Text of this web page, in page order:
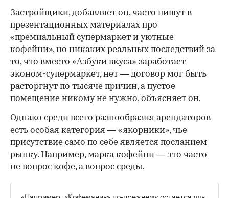
Застройщики, добавляет он, часто пишут в
презентационных материалах про
«премиальный супермаркет и уютные
кофейни», но никаких реальных последствий за
то, что вместо «Азбуки вкуса» заработает
эконом-супермаркет, нет — договор мог быть
расторгнут по тысяче причин, а пустое
помещение никому не нужно, объясняет он.
Однако среди всего разнообразия арендаторов
есть особая категория — «якорники», чье
присутствие само по себе является посланием
рынку. Например, марка кофейни — это часто
не вопрос кофе, а вопрос среды.